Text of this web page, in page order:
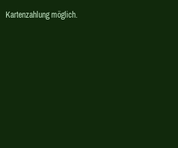
Kartenzahlung möglich.